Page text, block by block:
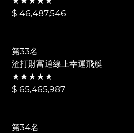
$ 46,487,546
第33名
渣打財富通線上幸運飛艇
★★★★★
$ 65,465,987
第34名